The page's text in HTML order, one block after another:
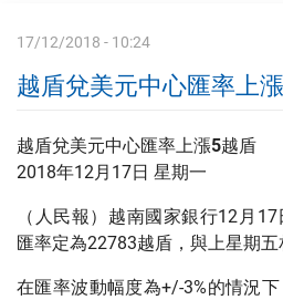
17/12/2018 - 10:24
越盾兌美元中心匯率上
越盾兌美元中心匯率上漲5越盾
2018年12月17日 星期一
（人民報）越南國家銀行12月
匯率定為22783越盾，與上星期五
在匯率波動幅度為+/-3%的情況